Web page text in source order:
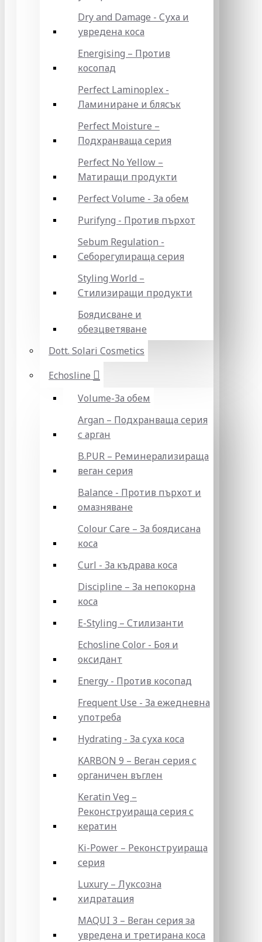
Dry and Damage - Суха и
увредена коса
Energising – Против
косопад
Perfect Laminoplex -
Ламиниране и блясък
Perfect Moisture –
Подхранваща серия
Perfect No Yellow –
Матиращи продукти
Perfect Volume - За обем
Purifyng - Против пърхот
Sebum Regulation -
Себорегулираща серия
Styling World –
Стилизиращи продукти
Боядисване и
обезцветяване
Dott. Solari Cosmetics
Echosline
Volume-За обем
Argan – Подхранваща серия
с арган
B.PUR – Реминерализираща
веган серия
Balance - Против пърхот и
омазняване
Colour Care – За боядисана
коса
Curl - За къдрава коса
Discipline – За непокорна
коса
E-Styling – Стилизанти
Echosline Color - Боя и
оксидант
Energy - Против косопад
Frequent Use - За ежедневна
употреба
Hydrating - За суха коса
KARBON 9 – Веган серия с
органичен въглен
Keratin Veg –
Реконструираща серия с
кератин
Ki-Power – Реконструираща
серия
Luxury – Луксозна
хидратация
MAQUI 3 – Веган серия за
увредена и третирана коса